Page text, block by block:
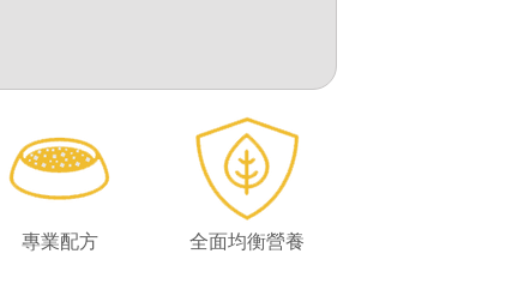
專業配方 全面均衡營養